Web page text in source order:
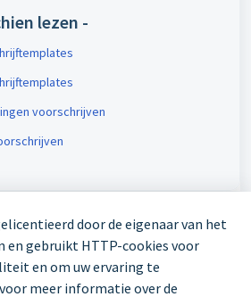
lezen -
voorschrijven
door de eigenaar van het
en gebruikt HTTP-cookies voor
en om uw ervaring te
voor meer informatie over de